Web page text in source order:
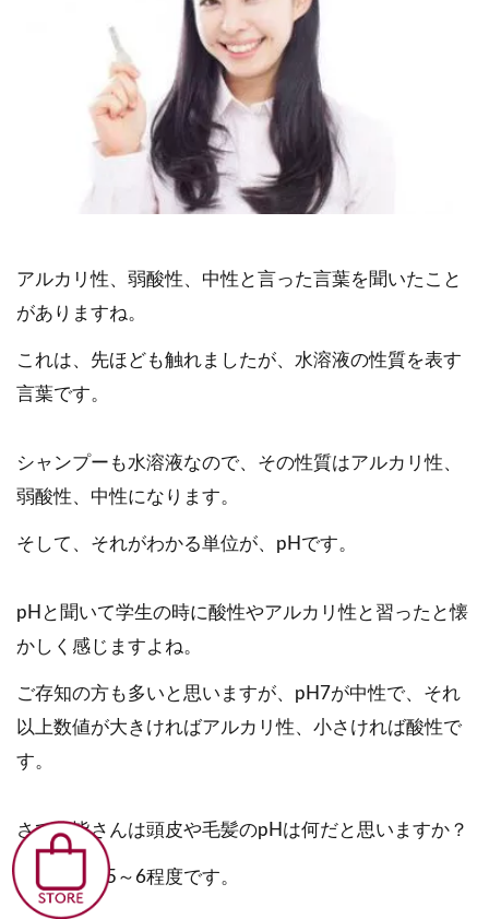
アルカリ性、弱酸性、中性と言った言葉を聞いたこと
がありますね。
これは、先ほども触れましたが、水溶液の性質を表す
言葉です。
シャンプーも水溶液なので、その性質はアルカリ性、
弱酸性、中性になります。
そして、それがわかる単位が、pHです。
pHと聞いて学生の時に酸性やアルカリ性と習ったと懐
かしく感じますよね。
ご存知の方も多いと思いますが、pH7が中性で、それ
以上数値が大きければアルカリ性、小さければ酸性で
す。
さて、皆さんは頭皮や毛髪のpHは何だと思いますか？
通常は、4.5～6程度です。